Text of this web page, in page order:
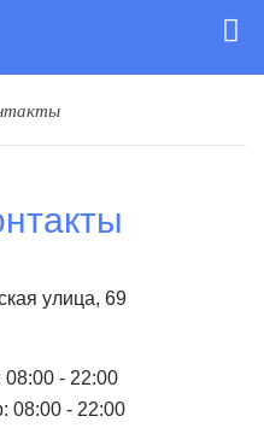
улица, 69
- 22:00
08:00 - 22:00